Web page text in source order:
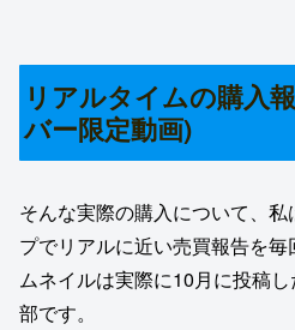
リアルタイムの購入
バー限定動画)
そんな実際の購入について、
プでリアルに近い売買報告を
ムネイルは実際に10月に投稿
部です。